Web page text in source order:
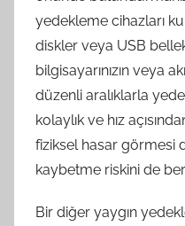
yedekleme cihazları
diskler veya USB
bilgisayarınızın veya
düzenli aralıklarla
kolaylık ve hız
fiziksel hasar görmesi
kaybetme riskini de
Bir diğer yaygın